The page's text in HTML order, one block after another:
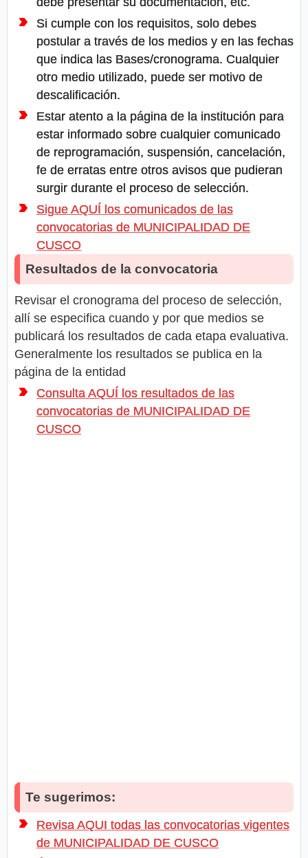
Si cumple con los requisitos, solo debes
postular a través de los medios y en las fechas
que indica las Bases/cronograma. Cualquier
otro medio utilizado, puede ser motivo de
descalificación.
Estar atento a la página de la institución para
estar informado sobre cualquier comunicado
de reprogramación, suspensión, cancelación,
fe de erratas entre otros avisos que pudieran
surgir durante el proceso de selección.
Sigue AQUÍ los comunicados de las
convocatorias de MUNICIPALIDAD DE
CUSCO
Resultados de la convocatoria
Revisar el cronograma del proceso de selección,
allí se especifica cuando y por que medios se
publicará los resultados de cada etapa evaluativa.
Generalmente los resultados se publica en la
página de la entidad
Consulta AQUÍ los resultados de las
convocatorias de MUNICIPALIDAD DE
CUSCO
Te sugerimos:
Revisa AQUI todas las convocatorias vigentes
de MUNICIPALIDAD DE CUSCO